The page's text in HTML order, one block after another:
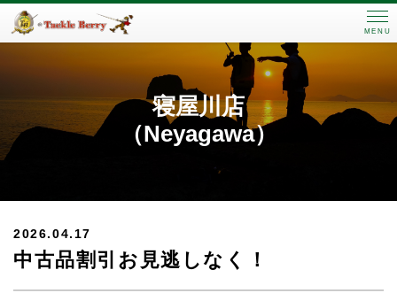
MENU
寝屋川店
（Neyagawa）
2026.04.17
中古品割引お見逃しなく！